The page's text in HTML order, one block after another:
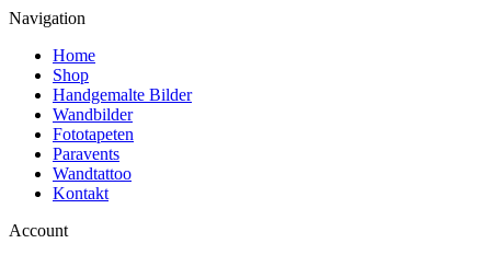
Navigation
Home
Shop
Handgemalte Bilder
Wandbilder
Fototapeten
Paravents
Wandtattoo
Kontakt
Account